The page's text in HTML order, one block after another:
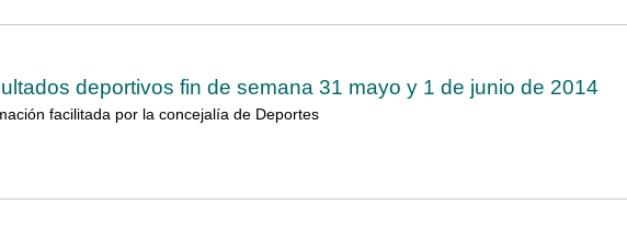
deportivos fin de semana 31 mayo y 1 de junio de 2014
facilitada por la concejalía de Deportes